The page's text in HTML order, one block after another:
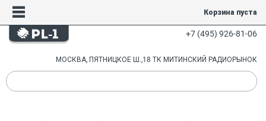
Корзина пуста
+7 (495) 926-81-06
МОСКВА, ПЯТНИЦКОЕ Ш.,18 ТК МИТИНСКИЙ РАДИОРЫНОК